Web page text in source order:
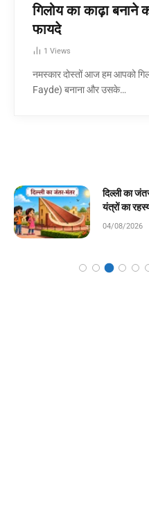
गिलोय का काढ़ा
फायदे
1 Views
नमस्कार दोस्तों आज हम आपको
Fayde) बनाना और उसके…
क्या है इसके 4